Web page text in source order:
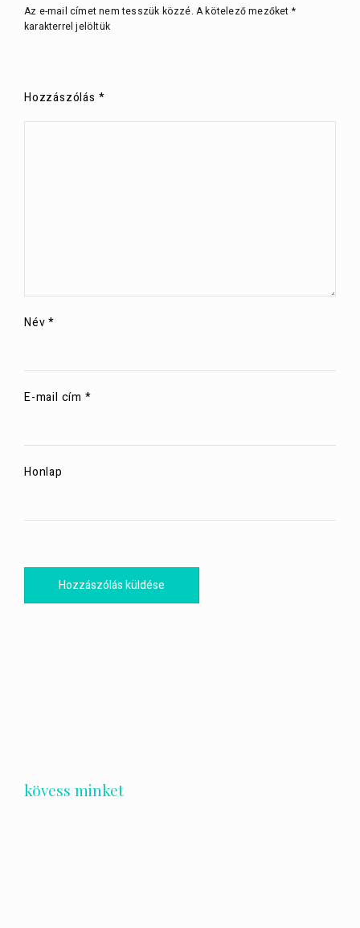
Az e-mail címet nem tesszük közzé. A kötelező mezőket *
karakterrel jelöltük
Hozzászólás *
Név*
E-mail cím *
Honlap
kövess minket